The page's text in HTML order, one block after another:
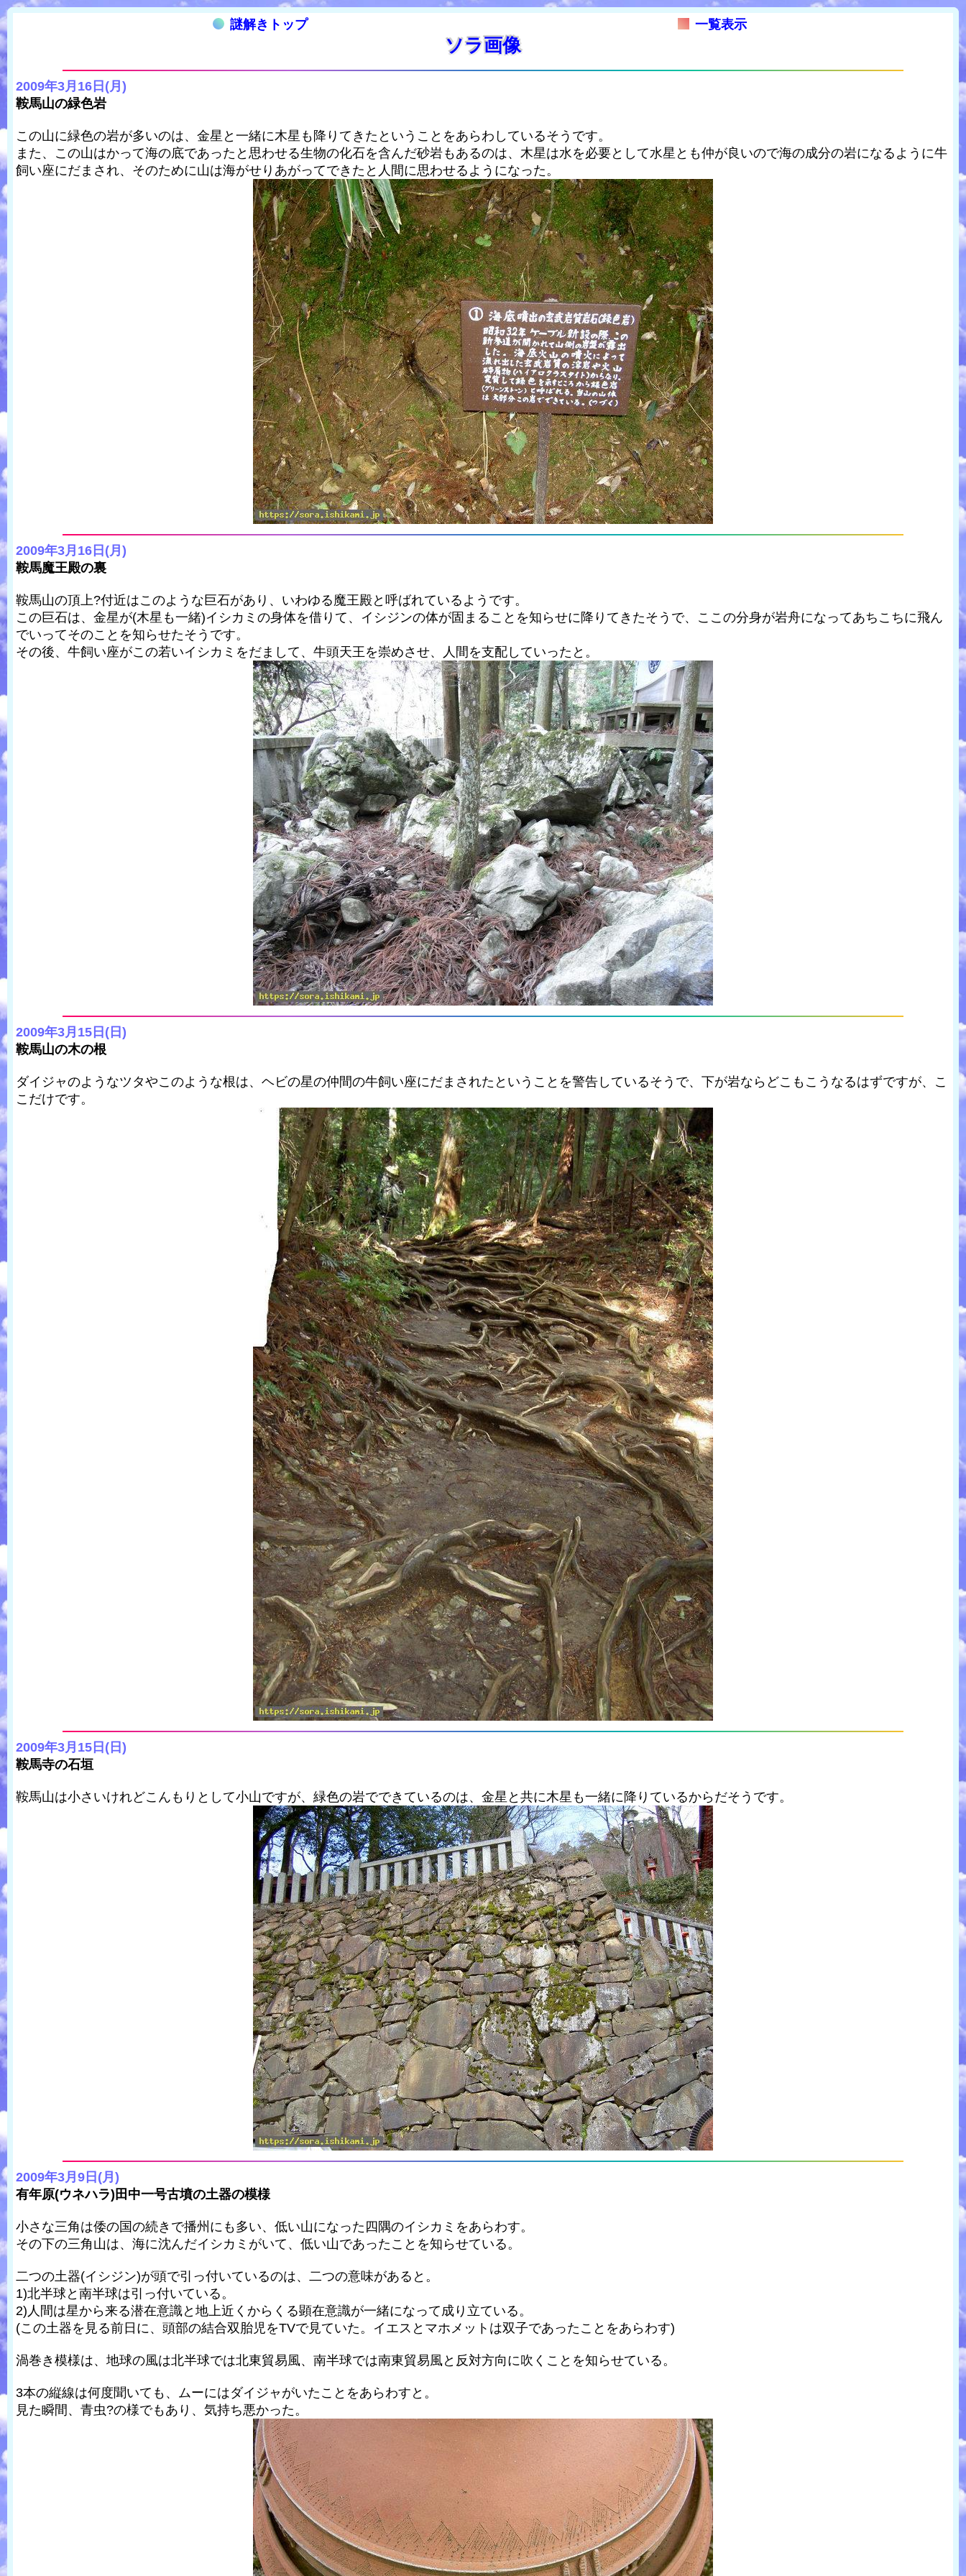
謎解きトップ 一覧表示
ソラ画像
2009年3月16日(月)
鞍馬山の緑色岩
この山に緑色の岩が多いのは、金星と一緒に木星も降りてきたということをあらわしているそうです。
また、この山はかって海の底であったと思わせる生物の化石を含んだ砂岩もあるのは、木星は水を必要として水星とも仲が良いので海の成分の岩になるように牛
飼い座にだまされ、そのために山は海がせりあがってできたと人間に思わせるようになった。
2009年3月16日(月)
鞍馬魔王殿の裏
鞍馬山の頂上?付近はこのような巨石があり、いわゆる魔王殿と呼ばれているようです。
この巨石は、金星が(木星も一緒)イシカミの身体を借りて、イシジンの体が固まることを知らせに降りてきたそうで、ここの分身が岩舟になってあちこちに飛ん
でいってそのことを知らせたそうです。
その後、牛飼い座がこの若いイシカミをだまして、牛頭天王を崇めさせ、人間を支配していったと。
2009年3月15日(日)
鞍馬山の木の根
ダイジャのようなツタやこのような根は、ヘビの星の仲間の牛飼い座にだまされたということを警告しているそうで、下が岩ならどこもこうなるはずですが、こ
こだけです。
2009年3月15日(日)
鞍馬寺の石垣
鞍馬山は小さいけれどこんもりとして小山ですが、緑色の岩でできているのは、金星と共に木星も一緒に降りているからだそうです。
2009年3月9日(月)
有年原(ウネハラ)田中一号古墳の土器の模様
小さな三角は倭の国の続きで播州にも多い、低い山になった四隅のイシカミをあらわす。
その下の三角山は、海に沈んだイシカミがいて、低い山であったことを知らせている。
二つの土器(イシジン)が頭で引っ付いているのは、二つの意味があると。
1)北半球と南半球は引っ付いている。
2)人間は星から来る潜在意識と地上近くからくる顕在意識が一緒になって成り立ている。
(この土器を見る前日に、頭部の結合双胎児をTVで見ていた。イエスとマホメットは双子であったことをあらわす)
渦巻き模様は、地球の風は北半球では北東貿易風、南半球では南東貿易風と反対方向に吹くことを知らせている。
3本の縦線は何度聞いても、ムーにはダイジャがいたことをあらわすと。
見た瞬間、青虫?の様でもあり、気持ち悪かった。